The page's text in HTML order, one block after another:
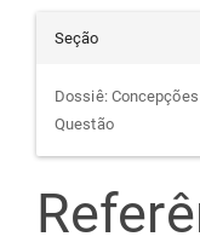
Seção
Dossiê:
Questão